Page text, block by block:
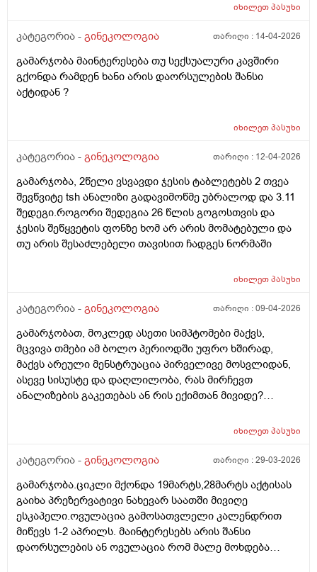
იხილეთპასუხი
კატეგორია - გინეკოლოგია თარიღი : 14-04-2026
გამარჯობა მაინტერესება თუ სექსუალური კავშირი
გქონდა რამდენ ხანი არის დაორსულების შანსი
აქტიდან ?
იხილეთპასუხი
კატეგორია - გინეკოლოგია თარიღი : 12-04-2026
გამარჯობა, 2წელი ვსვავდი ჯესის ტაბლეტებს 2 თვეა
შევწვიტე tsh ანალიზი გადავიმოწმე უბრალოდ და 3.11
შედეგი.როგორი შედეგია 26 წლის გოგოსთვის და
ჯესის შეწყვეტის ფონზე ხომ არ არის მომატებული და
თუ არის შესაძლებელი თავისით ჩადგეს ნორმაში
იხილეთპასუხი
კატეგორია - გინეკოლოგია თარიღი :09-04-2026
გამარჯობათ, მოკლედ ასეთი სიმპტომები მაქვს,
მცვივა თმები ამ ბოლო პერიოდში უფრო ხშირად,
მაქვს არეული მენსტრუაცია პირველივე მოსვლიდან,
ასევე სისუსტე და დაღლილობა, რას მირჩევთ
ანალიზების გაკეთებას ან რის ექიმთან მივიდე?
იხილეთპასუხი
კატეგორია - გინეკოლოგია თარიღი :29-03-2026
გამარჯობა.ციკლი მქონდა 19მარტს,28მარტს აქტისას
გაიხა პრეზერვატივი ნახევარ საათში მივიღე
ესკაპელი.ოვულაცია გამოსათვლელი კალენდრით
მიწევს 1-2 აპრილს. მაინტერესებს არის შანსი
დაორსულების ან ოვულაცია რომ მალე მოხდება